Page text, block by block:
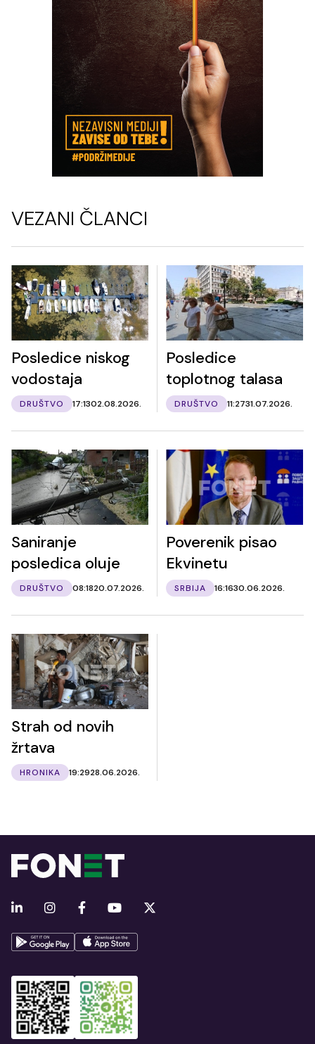
VEZANI ČLANCI
Posledice niskog
vodostaja
DRUŠTVO 17:1302.08.2026.
Posledice
toplotnog talasa
DRUŠTVO 11:2731.07.2026.
Saniranje
posledica oluje
DRUŠTVO 08:1820.07.2026.
Poverenik pisao
Ekvinetu
SRBIJA 16:1630.06.2026.
Strah od novih
žrtava
HRONIKA 19:2928.06.2026.